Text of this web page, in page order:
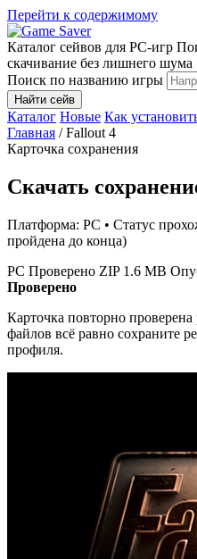
Перейти к содержимому
Каталог сейвов для PC-игр
скачивание без лишнего шума
Поиск по названию игры
Найти сейв
Каталог Новые Как
Главная / Fallout 4
Карточка сохранения
Скачать
Платформа: PC • Статус
пройдена до конца)
PC Проверено ZIP 1.6 MB
Проверено
Карточка повторно
файлов всё равно сохраните
профиля.